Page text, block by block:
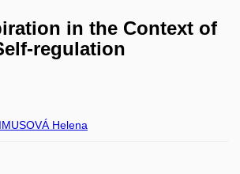
in the Context of
regulation
Helena